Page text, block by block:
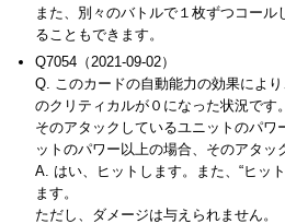
また、別々のバトルで１枚ずつコー
ることもできます。
Q7054（2021-09-02）
Q. このカードの自動能力の効果によ
のクリティカルが０になった状況です。
そのアタックしているユニットのパワ
ットのパワー以上の場合、そのアタッ
A. はい、ヒットします。また、“ヒッ
ます。
ただし、ダメージは与えられません。